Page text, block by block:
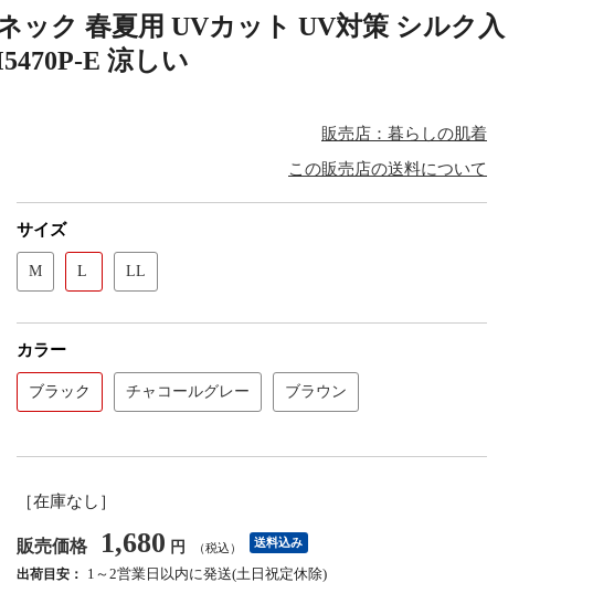
ック 春夏用 UVカット UV対策 シルク入
E 涼しい
販売店：暮らしの肌着
この販売店の送料について
サイズ
M L LL
カラー
ブラック チャコールグレー ブラウン
［在庫なし］
販売価格 1,680 円 （税込） 送料込み
出荷目安：
1～2営業日以内に発送(土日祝定休除)